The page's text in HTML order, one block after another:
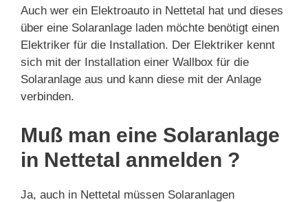
Auch wer ein Elektroauto in Nettetal hat und dieses
über eine Solaranlage laden möchte benötigt einen
Elektriker für die Installation. Der Elektriker kennt
sich mit der Installation einer Wallbox für die
Solaranlage aus und kann diese mit der Anlage
verbinden.
Muß man eine Solaranlage
in Nettetal anmelden ?
Ja, auch in Nettetal müssen Solaranlagen